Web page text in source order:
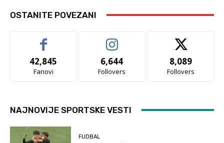
OSTANITE POVEZANI
42,845
Fanovi
6,644
Follovers
8,089
Follovers
NAJNOVIJE SPORTSKE VESTI
FUDBAL